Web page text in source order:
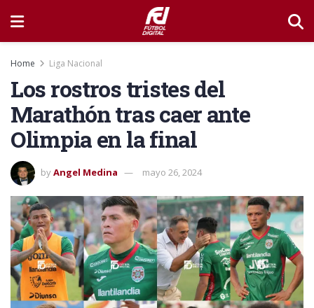
Home Liga Nacional
Los rostros tristes del
Marathón tras caer ante
Olimpia en la final
byAngel Medina mayo 26, 2024